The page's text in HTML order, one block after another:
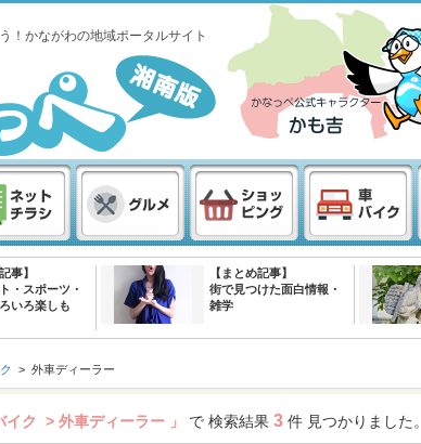
！かながわの地域ポータルサイト
事】
・スポーツ・
いろ楽しも
【まとめ記事】
街で見つけた面白情報・
雑学
> 外車ディーラー
イク > 外車ディーラー 」 で 検索結果 3 件 見つかりました。